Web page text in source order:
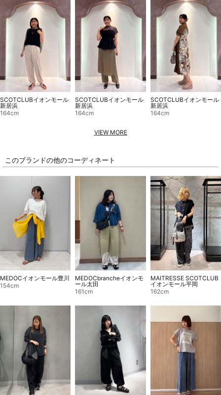
SCOTCLUBイオンモール
新居浜
164cm
SCOTCLUBイオンモール
新居浜
164cm
SCOTCLUBイオンモール
新居浜
164cm
VIEW MORE
このブランドの他のコーディネート
MEDOCイオンモール豊川
154cm
MEDOCbrancheイオンモ
ール太田
161cm
MAITRESSE SCOTCLUB
イオンモール平岡
162cm